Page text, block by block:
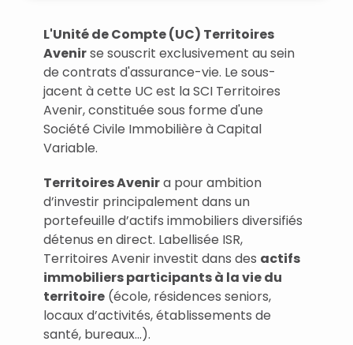
L'Unité de Compte (UC) Territoires
Avenirse souscrit exclusivement au sein
de contrats d'assurance-vie. Le sous-
jacent à cette UC est la SCI Territoires
Avenir, constituée sous forme d'une
Société Civile Immobilière à Capital
Variable.
Territoires Avenira pour ambition
d’investir principalement dans un
portefeuille d’actifs immobiliers diversifiés
détenus en direct. Labellisée ISR,
Territoires Avenir investit dans des actifs
immobiliers participants à la vie du
territoire (école, résidences seniors,
locaux d’activités, établissements de
santé, bureaux…).